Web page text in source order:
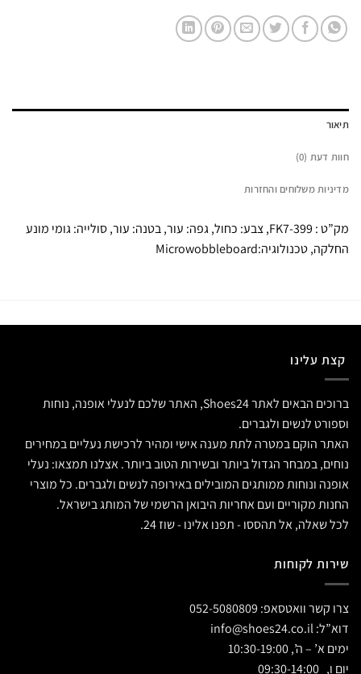
תיאור
חוות דעת (0)
מדיניות משלוחים והחזרות
מק”ט : FK7-399, צבע: כחול, גפה: עור, בטנה: עור, סולייה: גומי מונע
החלקה, טכנולוגיה:Microwobbleboard
קצת עלינו
ברוכים הבאים לאתר Shoes24, האתר שלכם לנעלי אופנה, נוחות
וספורט לנשים ולגברים.
האתר הוקם במטרה לתת מענה אישי ומהיר לרכישת נעליים במחירים
נוחים, במבחר הגדול ביותר ובשירות הטוב ביותר. אצלנו תמצאו: נעלי
אופנה ונוחות ממותגים המובילים באירופה לנשים ולגברים. כל מוצרי
החנות מקוריים ועם אחריות היבואן הרשמי של המותג בישראל.
לכל שאלה, אל תהססו - תפנו אלינו - שוז 24.
שירות לקוחות
צרו קשר וואטסאפ: 052-5080809
דוא”ל:
ימים א’ – ה’, 10:30-19:00
יום ו, 09:30-14:00